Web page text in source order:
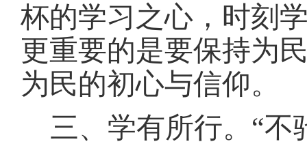
杯的学习之心，时刻
更重要的是要保持为
为民的初心与信仰。
三、学有所行。 “不